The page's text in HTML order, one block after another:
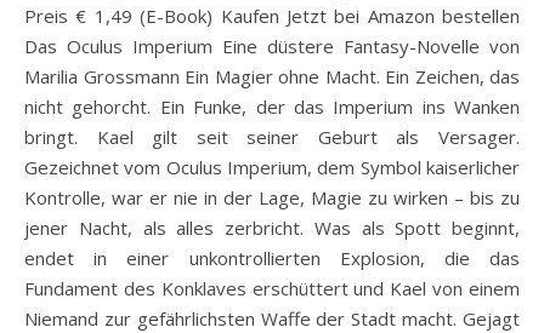
Preis € 1,49 (E-Book) Kaufen Jetzt bei Amazon bestellen
Das Oculus Imperium Eine düstere Fantasy-Novelle von
Marilia Grossmann Ein Magier ohne Macht. Ein Zeichen, das
nicht gehorcht. Ein Funke, der das Imperium ins Wanken
bringt. Kael gilt seit seiner Geburt als Versager.
Gezeichnet vom Oculus Imperium, dem Symbol kaiserlicher
Kontrolle, war er nie in der Lage, Magie zu wirken – bis zu
jener Nacht, als alles zerbricht. Was als Spott beginnt,
endet in einer unkontrollierten Explosion, die das
Fundament des Konklaves erschüttert und Kael von einem
Niemand zur gefährlichsten Waffe der Stadt macht. Gejagt